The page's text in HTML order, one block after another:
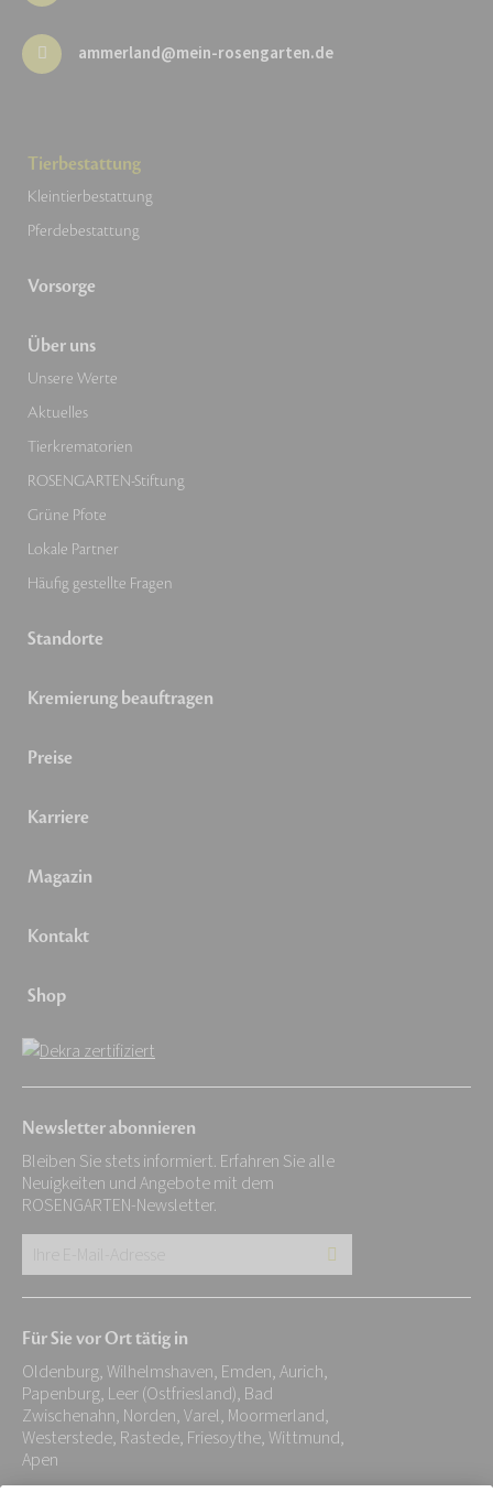
ammerland@mein-rosengarten.de
Tierbestattung
Kleintierbestattung
Pferdebestattung
Vorsorge
Über uns
Unsere Werte
Aktuelles
Tierkrematorien
ROSENGARTEN-Stiftung
Grüne Pfote
Lokale Partner
Häufig gestellte Fragen
Standorte
Kremierung beauftragen
Preise
Karriere
Magazin
Kontakt
Shop
Newsletter abonnieren
Bleiben Sie stets informiert. Erfahren Sie alle
Neuigkeiten und Angebote mit dem
ROSENGARTEN-Newsletter.
E-
Adresse:
*
Für Sie vor Ort tätig in
Oldenburg, Wilhelmshaven, Emden, Aurich,
Papenburg, Leer (Ostfriesland), Bad
Zwischenahn, Norden, Varel, Moormerland,
Westerstede, Rastede, Friesoythe, Wittmund,
Apen